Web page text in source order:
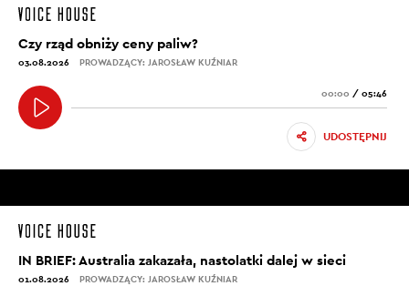
Czy rząd obniży ceny paliw?
03.08.2026 PROWADZĄCY: JAROSŁAW KUŹNIAR
00:00 / 05:46
UDOSTĘPNIJ
IN BRIEF: Australia zakazała, nastolatki dalej w sieci
01.08.2026 PROWADZĄCY: JAROSŁAW KUŹNIAR